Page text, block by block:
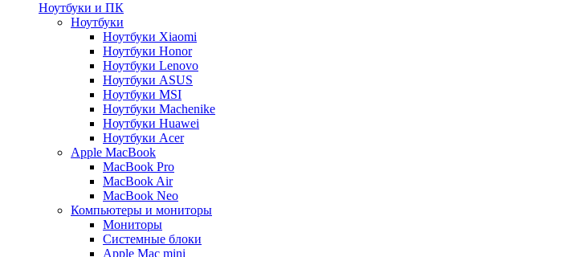
Ноутбуки и ПК
Ноутбуки
Ноутбуки Xiaomi
Ноутбуки Honor
Ноутбуки Lenovo
Ноутбуки ASUS
Ноутбуки MSI
Ноутбуки Machenike
Ноутбуки Huawei
Ноутбуки Acer
Apple MacBook
MacBook Pro
MacBook Air
MacBook Neo
Компьютеры и мониторы
Мониторы
Системные блоки
Apple Mac mini